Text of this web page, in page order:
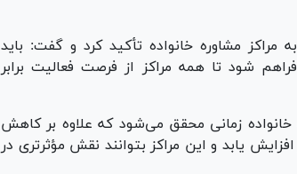
مشاوره خانواده تأکید کرد و گفت: باید
فراهم شود تا همه مراکز از فرصت فعالیت برابر
زمانی محقق می‌شود که علاوه بر کاهش
یابد و این مراکز بتوانند نقش مؤثرتری در